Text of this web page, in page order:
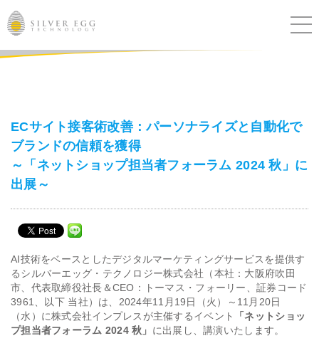
導入事例
ブログ
セミナー
ニュース
IR
ECサイト接客術改善：パーソナライズと自動化で
ブランドの信頼を獲得
～「ネットショップ担当者フォーラム 2024 秋」に
出展～
AI技術をベースとしたデジタルマーケティングサービスを提供す
るシルバーエッグ・テクノロジー株式会社（本社：大阪府吹田
市、代表取締役社長＆CEO：トーマス・フォーリー、証券コード
3961、以下 当社）は、2024年11月19日（火）～11月20日
（水）に株式会社インプレスが主催するイベント
「ネットショッ
プ担当者フォーラム 2024 秋」 に出展し、講演いたします。